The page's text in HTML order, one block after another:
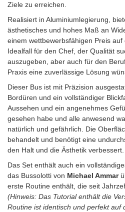
Ziele zu erreichen.
Realisiert in Aluminiumlegierung,
ästhetisches und hohes Maß an
einem wettbewerbsfähigen Preis
Idealfall für den Chef, der Qualität
auszugeben, aber auch für den
Praxis eine zuverlässige Lösung
Dieser Bus ist mit Präzision
Bordüren und ein vollständiger
Aussehen und ein angenehmes
gesehen habe und alle anwesend
natürlich und gefährlich. Die
behandelt und benötigt eine
den Halt und die Ästhetik verbessert.
Das Set enthält auch ein
das Bussolotti von Michael Ammar
erste Routine enthält, die seit
(Hinweis: Das Tutorial enthält die
Routine ist identisch und perfekt auf